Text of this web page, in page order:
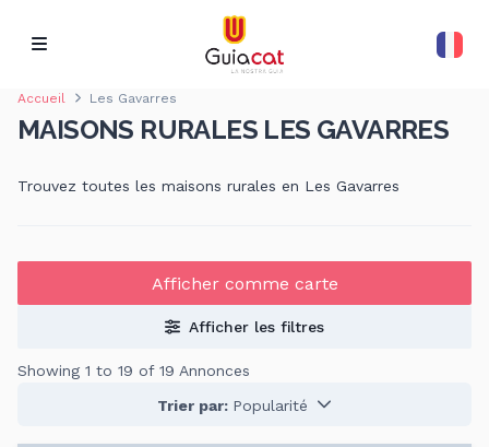
Accueil Les Gavarres
MAISONS RURALES LES GAVARRES
Trouvez toutes les maisons rurales en Les Gavarres
Afficher comme carte
Afficher les filtres
Showing 1 to 19 of 19 Annonces
Trier par: Popularité